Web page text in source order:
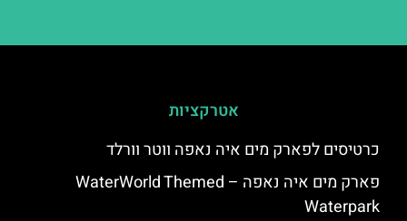
אטרקציות
כרטיסים לפארק מים איה נאפה ווטר וורלד
פארק מים איה נאפה – ‪‪WaterWorld Themed
Waterpark‬‬